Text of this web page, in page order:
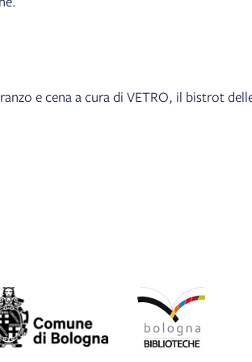
e cena a cura di VETRO, il bistrot